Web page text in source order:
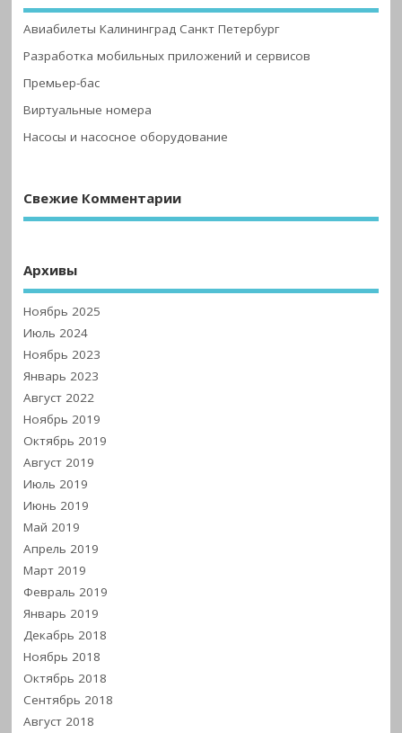
Авиабилеты Калининград Санкт Петербург
Разработка мобильных приложений и сервисов
Премьер-бас
Виртуальные номера
Насосы и насосное оборудование
Свежие Комментарии
Архивы
Ноябрь 2025
Июль 2024
Ноябрь 2023
Январь 2023
Август 2022
Ноябрь 2019
Октябрь 2019
Август 2019
Июль 2019
Июнь 2019
Май 2019
Апрель 2019
Март 2019
Февраль 2019
Январь 2019
Декабрь 2018
Ноябрь 2018
Октябрь 2018
Сентябрь 2018
Август 2018